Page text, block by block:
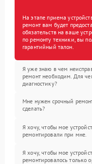
На этапе приема
ремонт вам будет
обязательств на ваше
по ремонту техники, вы
гарантийный талон.
Я уже знаю в чем
ремонт необходим. Для
диагностику?
Мне нужен срочный
сделать?
Я хочу, чтобы мое
ремонтировали при мне.
Я хочу, чтобы мое
ремонтировалось только